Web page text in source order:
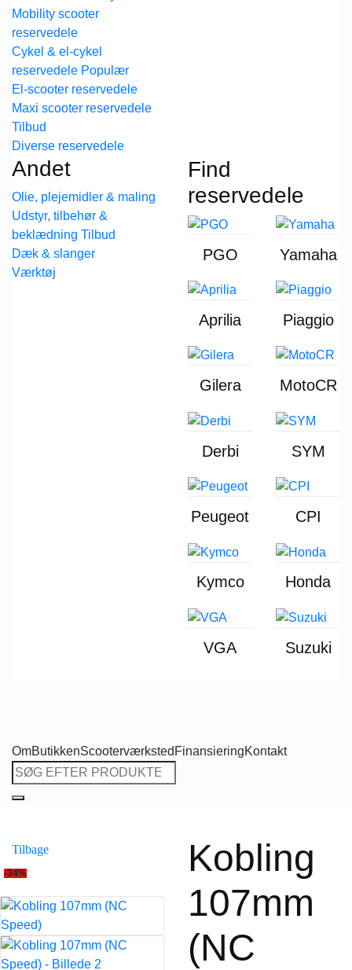
Mobility scooter
reservedele
Cykel & el-cykel
reservedele
El-scooter reservedele
Maxi scooter reservedele
Diverse reservedele
Andet
Olie, plejemidler & maling
Udstyr, tilbehør &
beklædning
Dæk & slanger
Værktøj
Find
reservedele
PGO Yamaha
Aprilia Piaggio
Gilera MotoCR
Derbi SYM
Peugeot CPI
Kymco Honda
VGA Suzuki
OmButikkenScooterværksted FinansieringKontakt
Søg
efter:
Tilbage
-34%
Kobling
107mm
(NC